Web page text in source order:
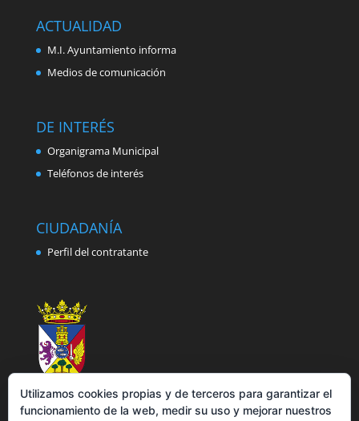
ACTUALIDAD
M.I. Ayuntamiento informa
Medios de comunicación
DE INTERÉS
Organigrama Municipal
Teléfonos de interés
CIUDADANÍA
Perfil del contratante
Utilizamos cookies propias y de terceros para garantizar el
funcionamiento de la web, medir su uso y mejorar nuestros